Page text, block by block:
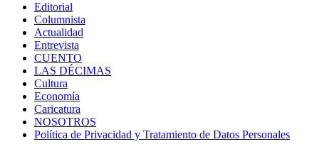
Editorial
Columnista
Actualidad
Entrevista
CUENTO
LAS DÉCIMAS
Cultura
Economía
Caricatura
NOSOTROS
Política de Privacidad y Tratamiento de Datos Personales